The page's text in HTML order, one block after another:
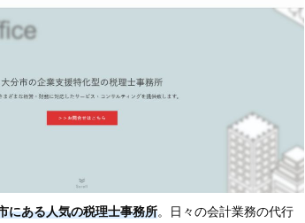
にある人気の税理士事務所。日々の会計業務の代行